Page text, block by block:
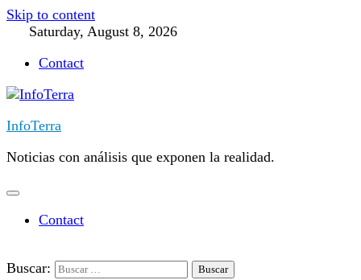
Skip to content
Saturday, August 8, 2026
Contact
InfoTerra
Noticias con análisis que exponen la realidad.
Contact
Buscar: